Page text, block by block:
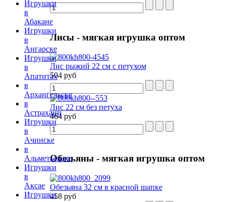
Лисы- мягкая игрушка оптом
Лис рыжий 22 см с петухом
504 руб
Лис 22 см без петуха
464 руб
Обезьяны- мягкая игрушка оптом
Обезьяна 32 см в красной шапке
458 руб
Игрушки
в
Абакане
Игрушки
в
Ангарске
Игрушки
в
Апатитах
в
Архангельске
в
Астрахани
Игрушки
в
Ачинске
в
Альметьевске
Игрушки
в
Аксае
Игрушки